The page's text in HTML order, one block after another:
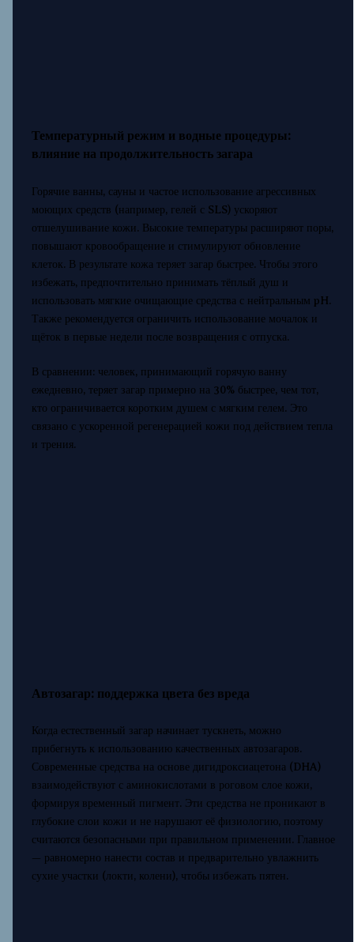
Температурный режим и водные процедуры:
влияние на продолжительность загара
Горячие ванны, сауны и частое использование агрессивных
моющих средств (например, гелей с SLS) ускоряют
отшелушивание кожи. Высокие температуры расширяют поры,
повышают кровообращение и стимулируют обновление
клеток. В результате кожа теряет загар быстрее. Чтобы этого
избежать, предпочтительно принимать тёплый душ и
использовать мягкие очищающие средства с нейтральным pH.
Также рекомендуется ограничить использование мочалок и
щёток в первые недели после возвращения с отпуска.
В сравнении: человек, принимающий горячую ванну
ежедневно, теряет загар примерно на 30% быстрее, чем тот,
кто ограничивается коротким душем с мягким гелем. Это
связано с ускоренной регенерацией кожи под действием тепла
и трения.
Автозагар: поддержка цвета без вреда
Когда естественный загар начинает тускнеть, можно
прибегнуть к использованию качественных автозагаров.
Современные средства на основе дигидроксиацетона (DHA)
взаимодействуют с аминокислотами в роговом слое кожи,
формируя временный пигмент. Эти средства не проникают в
глубокие слои кожи и не нарушают её физиологию, поэтому
считаются безопасными при правильном применении. Главное
— равномерно нанести состав и предварительно увлажнить
сухие участки (локти, колени), чтобы избежать пятен.